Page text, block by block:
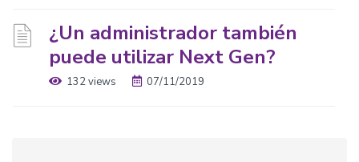
¿Un administrador también
puede utilizar Next Gen?
132 views 07/11/2019